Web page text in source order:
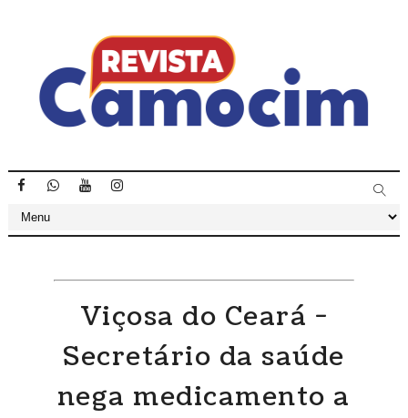
Viçosa do Ceará -
Secretário da saúde
nega medicamento a